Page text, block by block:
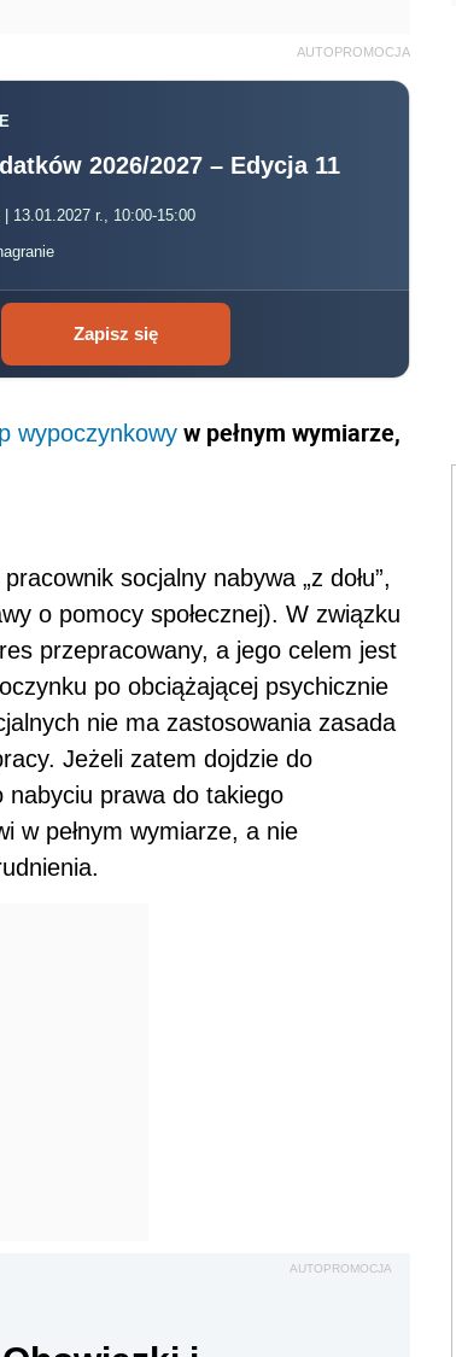
AUTOPROMOCJA
2026/2027 – Edycja 11
13.01.2027 r., 10:00-15:00
Zapisz się
wypoczynkowy w pełnym wymiarze,
socjalny nabywa „z dołu”,
o pomocy społecznej). W związku
przepracowany, a jego celem jest
po obciążającej psychicznie
nie ma zastosowania zasada
Jeżeli zatem dojdzie do
prawa do takiego
w pełnym wymiarze, a nie
AUTOPROMOCJA